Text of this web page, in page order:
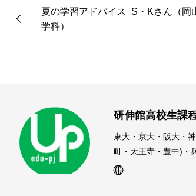
夏の学習アドバイス_S・Kさん（岡
学科）
研伸館高校生課
東大・京大・阪大・
町・天王寺・豊中)・
受験予備校・進学塾で